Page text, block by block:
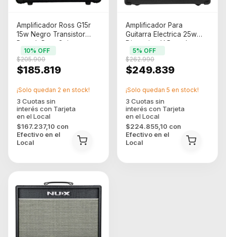
Amplificador Ross G15r
15w Negro Transistor
Reverb Para Guitarra
$185.819
$205.900
10% OFF
$167.237,10 con
Efectivo en el
Local
¡Solo quedan 2 en stock!
Amplificador Para
Guitarra Electrica 25w
Distorsion Y Reverb
Color Negro
$249.839
$262.990
5% OFF
$224.855,10 con
Efectivo en el
Local
¡Solo quedan 5 en stock!